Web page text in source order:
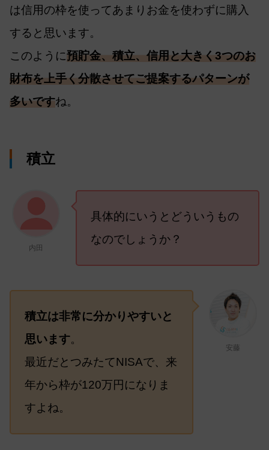
は信用の枠を使ってあまりお金を使わずに購入
すると思います。
このように預貯金、積立、信用と大きく3つのお
財布を上手く分散させてご提案するパターンが
多いですね。
積立
内田
具体的にいうとどういうもの
なのでしょうか？
安藤
積立は非常に分かりやすいと
思います。
最近だとつみたてNISAで、来
年から枠が120万円になりま
すよね。